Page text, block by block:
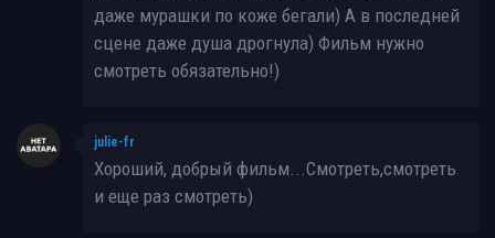
даже мурашки по коже бегали) А в последней
сцене даже душа дрогнула) Фильм нужно
смотреть обязательно!)
julie-fr
Хороший, добрый фильм...Смотреть,смотреть
и еще раз смотреть)